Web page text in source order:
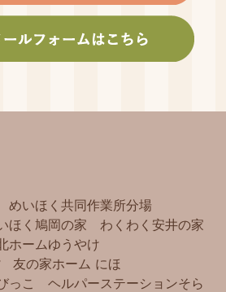
めいほく共同作業所分場
ほく鳩岡の家
わくわく安井の家
ホームゆうやけ
友の家ホーム にほ
っこ
ヘルパーステーションそら